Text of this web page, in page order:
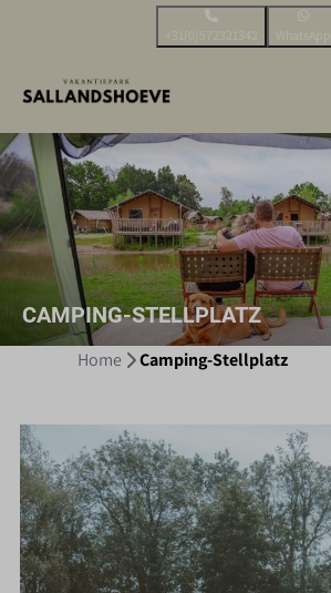
+31(0)572321342 WhatsApp
CAMPING-STELLPLATZ
Home Camping-Stellplatz